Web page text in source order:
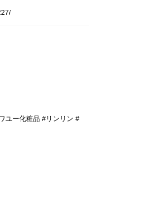
ユー化粧品 #リンリン #